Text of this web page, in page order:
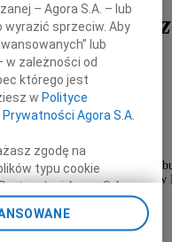
Ruszkiewicz
lat 97
Drogiej nam zmarłej do
2020 r. o godzinie 12:00 w
z mężem i z rodziną
– Agora S.A. – lub
sprzeciw. Aby
lub
w zależności od
którego jest
wPolityce
Agora S.A.
zgodę na
typu cookie
i Agora S.A.
też w każdej
plików cookie,